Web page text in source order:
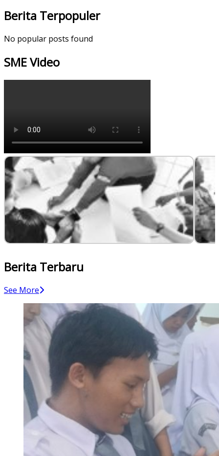
Berita Terpopuler
No popular posts found
SME Video
Berita Terbaru
See More